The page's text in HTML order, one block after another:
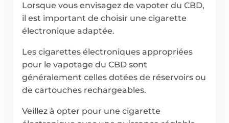
Lorsque vous envisagez de vapoter du CBD,
il est important de choisir une cigarette
électronique adaptée.
Les cigarettes électroniques appropriées
pour le vapotage du CBD sont
généralement celles dotées de réservoirs ou
de cartouches rechargeables.
Veillez à opter pour une cigarette